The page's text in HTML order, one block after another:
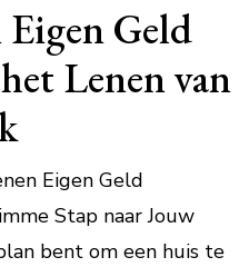
Geld
Lenen van
Eigen Geld
Stap naar Jouw
bent om een huis te